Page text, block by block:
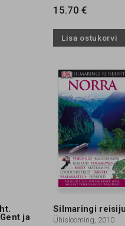
15.70 €
Lisa ostukorvi
ja
Silmaringi
Ühislooming, 2010